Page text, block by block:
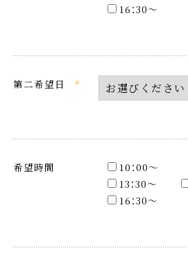
16：30〜
第二希望日 *
希望時間 10：00〜
13：30〜
16：30〜